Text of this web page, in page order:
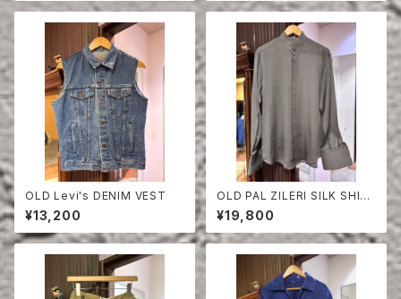
OLD Levi's DENIM VEST
¥13,200
OLD PAL ZILERI SILK SHIR
T
¥19,800